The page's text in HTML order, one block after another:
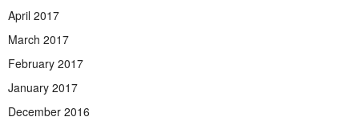
April 2017
March 2017
February 2017
January 2017
December 2016